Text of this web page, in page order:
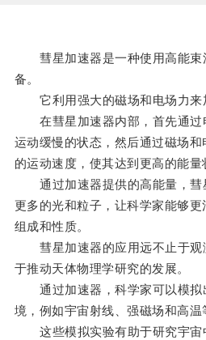
彗星加速器是一种使用高能束
备。
它利用强大的磁场和电场力来
在彗星加速器内部，首先通过
运动缓慢的状态，然后通过磁场
的运动速度，使其达到更高的能量
通过加速器提供的高能量，彗
更多的光和粒子，让科学家能够
组成和性质。
彗星加速器的应用远不止于观
于推动天体物理学研究的发展。
通过加速器，科学家可以模拟
境，例如宇宙射线、强磁场和高温
这些模拟实验有助于研究宇宙